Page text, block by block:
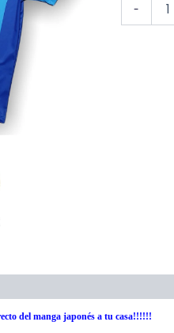
-
del manga japonés a tu casa!!!!!!